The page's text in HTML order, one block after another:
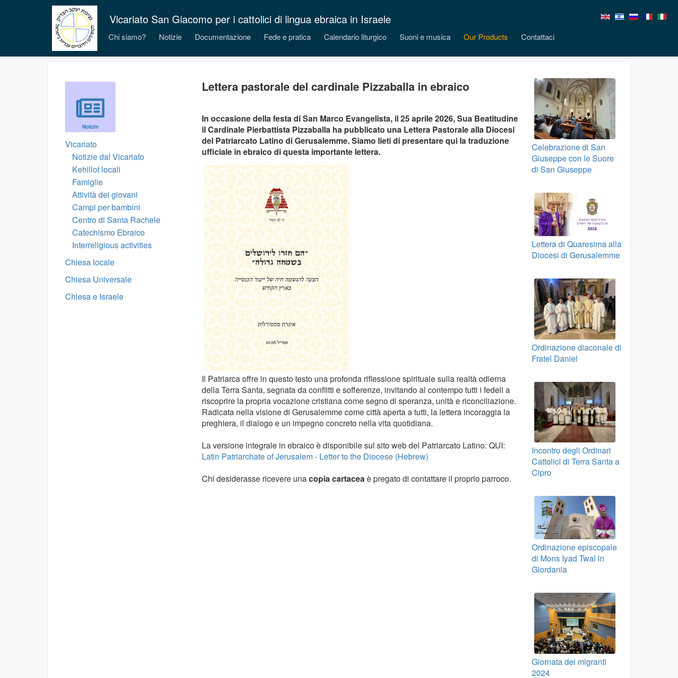
Vicariato San Giacomo per i cattolici di lingua ebraica in Israele
Chi siamo? Notizie Documentazione Fede e pratica Calendario liturgico Suoni e musica Our Products Contattaci
Notizie
Vicariato
Notizie dal Vicariato
Kehillot locali
Famiglie
Attività dei giovani
Campi per bambini
Centro di Santa Rachele
Catechismo Ebraico
Interreligious activities
Chiesa locale
Chiesa Universale
Chiesa e Israele
Lettera pastorale del cardinale Pizzaballa in ebraico
In occasione della festa di San Marco Evangelista, il 25 aprile 2026, Sua Beatitudine
il Cardinale Pierbattista Pizzaballa ha pubblicato una Lettera Pastorale alla Diocesi
del Patriarcato Latino di Gerusalemme. Siamo lieti di presentare qui la traduzione
ufficiale in ebraico di questa importante lettera.
Il Patriarca offre in questo testo una profonda riflessione spirituale sulla realtà odierna
della Terra Santa, segnata da conflitti e sofferenze, invitando al contempo tutti i fedeli a
riscoprire la propria vocazione cristiana come segno di speranza, unità e riconciliazione.
Radicata nella visione di Gerusalemme come città aperta a tutti, la lettera incoraggia la
preghiera, il dialogo e un impegno concreto nella vita quotidiana.
La versione integrale in ebraico è disponibile sul sito web del Patriarcato Latino: QUI:
Latin Patriarchate of Jerusalem - Letter to the Diocese (Hebrew)
Chi desiderasse ricevere unacopia cartacea è pregato di contattare il proprio parroco.
Celebrazione di San
Giuseppe con le Suore
di San Giuseppe
Lettera di Quaresima alla
Diocesi di Gerusalemme
Ordinazione diaconale di
Fratel Daniel
Incontro degli Ordinari
Cattolici di Terra Santa a
Cipro
Ordinazione episcopale
di Mons Iyad Twal in
Giordania
Giornata dei migranti
2024